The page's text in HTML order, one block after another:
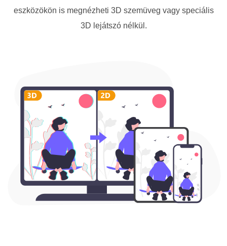
eszközökön is megnézheti 3D szemüveg vagy speciális
3D lejátszó nélkül.